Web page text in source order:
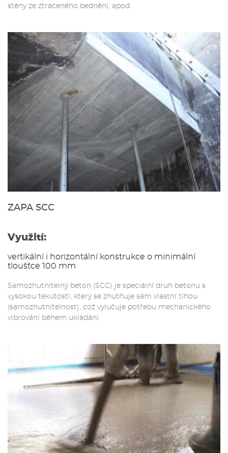
stěny ze ztraceného bednění, apod.
ZAPA SCC
Využití:
vertikální i horizontální konstrukce o minimální
tloušťce 100 mm
Samozhutnitelný beton (SCC) je speciální druh betonu s
vysokou tekutostí, který se zhutňuje sám vlastní tíhou
(samozhutnitelnost), což vylučuje potřebu mechanického
vibrování během ukládání.